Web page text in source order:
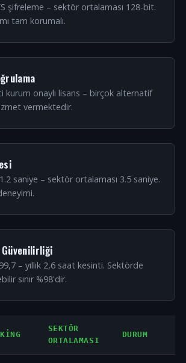
şifreleme – sektör ortalaması 128-bit.
tam korumalı.
kurum onaylı lisans – birçok alternatif
vermektedir.
saniye – sektör ortalaması 3.5 saniye.
– yıllık 2,6 saat kesinti. Sektörde
sınır %98'dir.
SEKTÖR
ORTALAMASI
DURUM